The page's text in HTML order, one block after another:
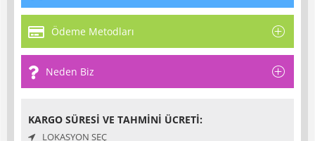
Ödeme Metodları
Neden Biz
KARGO SÜRESI VE TAHMINI ÜCRETI:
LOKASYON SEÇ